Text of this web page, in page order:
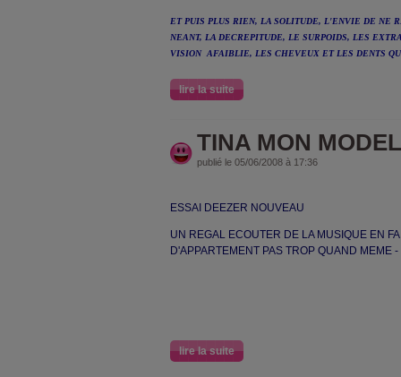
ET PUIS PLUS RIEN, LA SOLITUDE, L'ENVIE DE NE
NEANT, LA DECREPITUDE, LE SURPOIDS, LES
VISION AFAIBLIE, LES CHEVEUX ET LES DENTS
lire la suite
TINA MON
publié le 05/06/2008 à 17:36
ESSAI DEEZER NOUVEAU
UN REGAL ECOUTER DE LA MUSIQUE EN
D'APPARTEMENT PAS TROP QUAND MEME -
lire la suite